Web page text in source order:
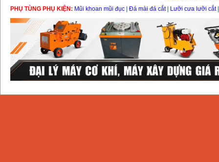
PHỤ TÙNG PHỤ KIỆN: Mũi khoan mũi đục Đá mài đá cắt| Lưỡi cưa lưỡi cắt